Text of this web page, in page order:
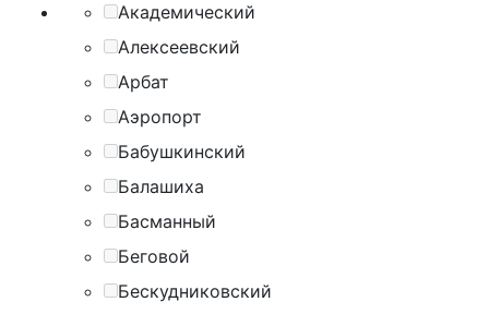
Академический
Алексеевский
Арбат
Аэропорт
Бабушкинский
Балашиха
Басманный
Беговой
Бескудниковский